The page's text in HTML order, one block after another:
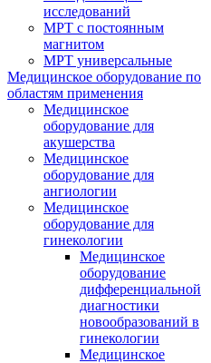
исследований
МРТ с постоянным
магнитом
МРТ универсальные
Медицинское оборудование по
областям применения
Медицинское
оборудование для
акушерства
Медицинское
оборудование для
ангиологии
Медицинское
оборудование для
гинекологии
Медицинское
оборудование
дифференциальной
диагностики
новообразований в
гинекологии
Медицинское